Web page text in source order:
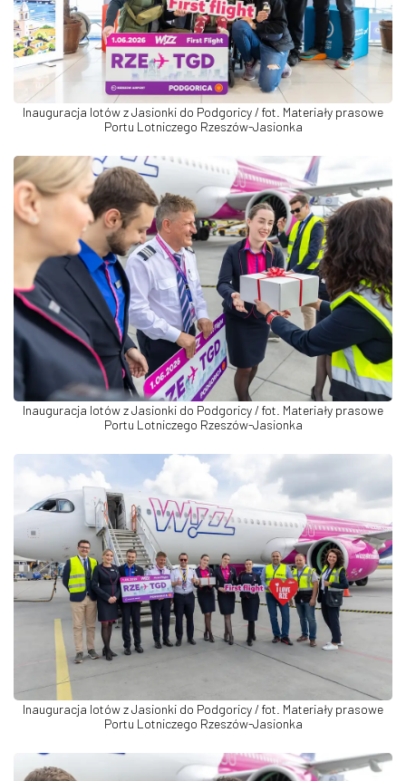
Inauguracja lotów z Jasionki do Podgoricy / fot. Materiały prasowe
Portu Lotniczego Rzeszów-Jasionka
Inauguracja lotów z Jasionki do Podgoricy / fot. Materiały prasowe
Portu Lotniczego Rzeszów-Jasionka
Inauguracja lotów z Jasionki do Podgoricy / fot. Materiały prasowe
Portu Lotniczego Rzeszów-Jasionka